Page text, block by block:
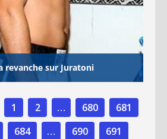
revanche sur Juratoni
1 2 … 680
681
684 … 690
691